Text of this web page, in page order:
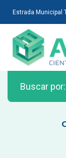
Estrada Municipal